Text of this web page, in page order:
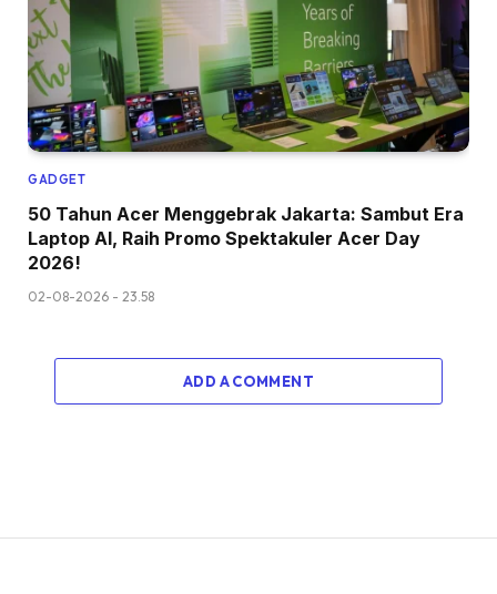
GADGET
50 Tahun Acer Menggebrak Jakarta: Sambut Era
Laptop AI, Raih Promo Spektakuler Acer Day
2026!
02-08-2026 - 23.58
ADD A COMMENT